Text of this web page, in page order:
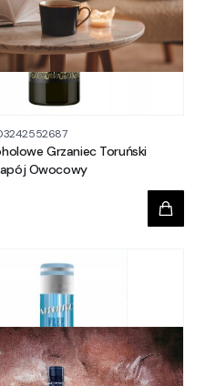
Grzaniec Toruński
Owocowy